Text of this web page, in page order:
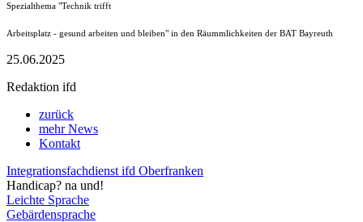
Spezialthema "Technik trifft
Arbeitsplatz - gesund arbeiten und bleiben" in den Räummlichkeiten der BAT Bayreuth
25.06.2025
Redaktion ifd
zurück
mehr News
Kontakt
Integrationsfachdienst ifd Oberfranken
Handicap? na und!
Leichte Sprache
Gebärdensprache